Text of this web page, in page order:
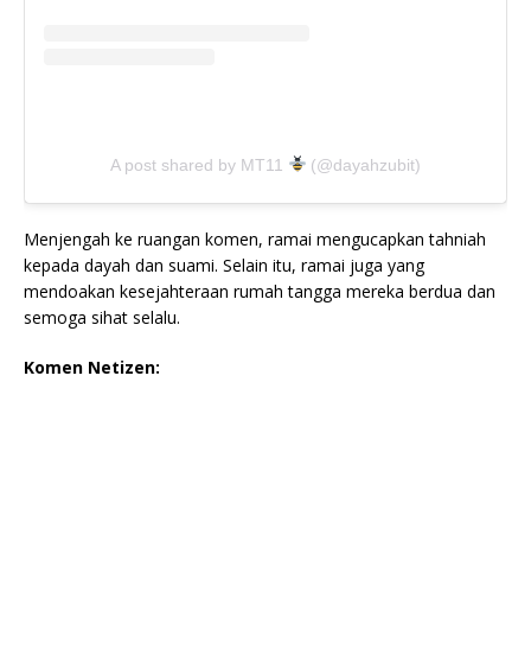
A post shared by MT11 (@dayahzubit)
Menjengah ke ruangan komen, ramai mengucapkan tahniah
kepada dayah dan suami. Selain itu, ramai juga yang
mendoakan kesejahteraan rumah tangga mereka berdua dan
semoga sihat selalu.
Komen Netizen: